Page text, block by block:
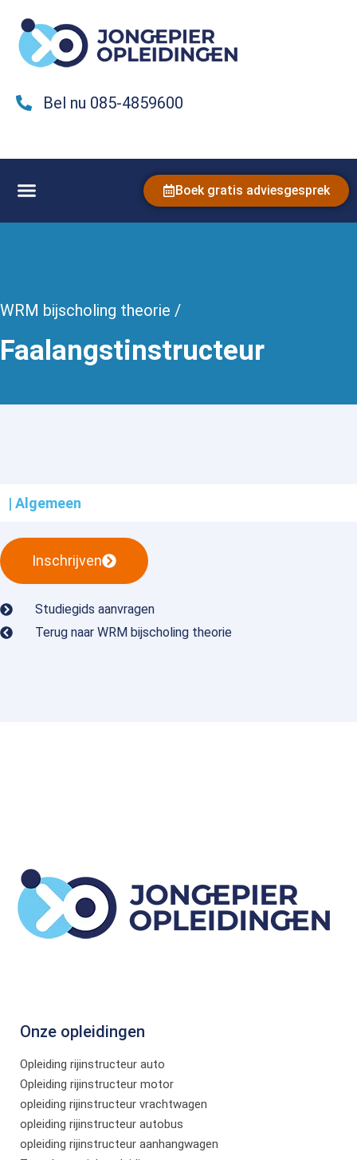
Bel nu 085-4859600
Boek gratis adviesgesprek
WRM bijscholing theorie /
Faalangstinstructeur
| Algemeen
Inschrijven
Studiegids aanvragen
Terug naar WRM bijscholing theorie
Onze opleidingen
Opleiding rijinstructeur auto
Opleiding rijinstructeur motor
opleiding rijinstructeur vrachtwagen
opleiding rijinstructeur autobus
opleiding rijinstructeur aanhangwagen